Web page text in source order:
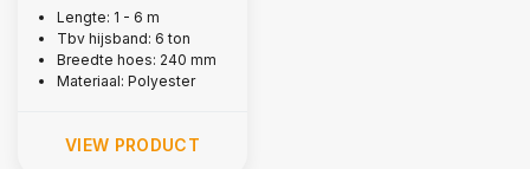
belt, 6 tons
Lengte: 1 - 6 m
Tbv hijsband: 6 ton
Breedte hoes: 240 mm
Materiaal: Polyester
VIEW PRODUCT